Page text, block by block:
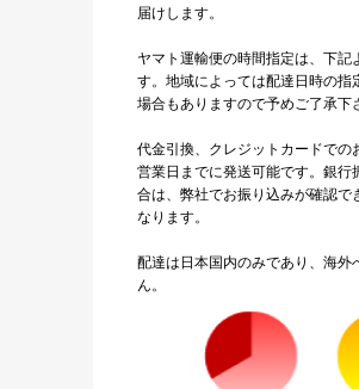
届けします。
ヤマト運輸便の時間指定は、下記
す。地域によっては配達日時の指
場合もありますので予めご了承下
代金引換、クレジットカードでの
営業日までに発送可能です。銀行
合は、弊社でお振り込みが確認で
なります。
配達は日本国内のみであり、海外
ん。